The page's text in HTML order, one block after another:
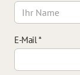
E-Mail*